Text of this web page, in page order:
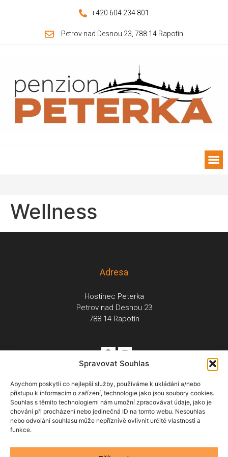
Spravovat Souhlas
Abychom poskytli co nejlepší služby, používáme k ukládání a/nebo
přístupu k informacím o zařízení, technologie jako jsou soubory cookies.
Souhlas s těmito technologiemi nám umožní zpracovávat údaje, jako je
chování při procházení nebo jedinečná ID na tomto webu. Nesouhlas
nebo odvolání souhlasu může nepříznivě ovlivnit určité vlastnosti a
funkce.
+420 604 234 801
Petrov nad Desnou 23, 788 14 Rapotín
Wellness
Adresa
Hostinec Peterka
Petrov nad Desnou 23
788 14 Rapotín
Menu
Ubytování